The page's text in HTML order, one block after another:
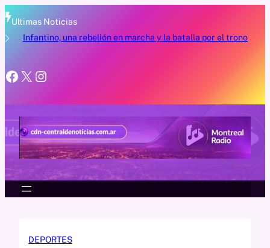
Saltar
al
contenido
Ultimas Noticias
Infantino, una rebelión en marcha y la batalla por el trono
Facebook X Instagram
DEPORTES